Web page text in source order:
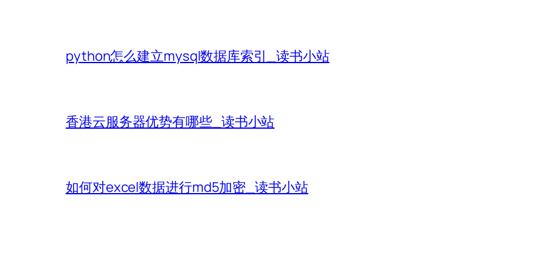
python怎么建立mysql数据库索引_读书小站
香港云服务器优势有哪些_读书小站
如何对excel数据进行md5加密_读书小站